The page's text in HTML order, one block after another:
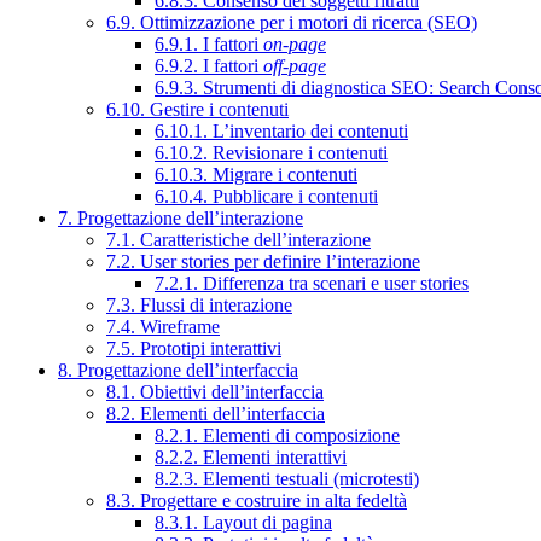
6.9. Ottimizzazione per i motori di ricerca (SEO)
6.9.1. I fattori on-page
6.9.2. I fattori off-page
6.9.3. Strumenti di diagnostica SEO: Search
6.10. Gestire i contenuti
6.10.1. L’inventario dei contenuti
6.10.2. Revisionare i contenuti
6.10.3. Migrare i contenuti
6.10.4. Pubblicare i contenuti
7. Progettazione dell’interazione
7.1. Caratteristiche dell’interazione
7.2. User stories per definire l’interazione
7.2.1. Differenza tra scenari e user stories
7.3. Flussi di interazione
7.4. Wireframe
7.5. Prototipi interattivi
8. Progettazione dell’interfaccia
8.1. Obiettivi dell’interfaccia
8.2. Elementi dell’interfaccia
8.2.1. Elementi di composizione
8.2.2. Elementi interattivi
8.2.3. Elementi testuali (microtesti)
8.3. Progettare e costruire in alta fedeltà
8.3.1. Layout di pagina